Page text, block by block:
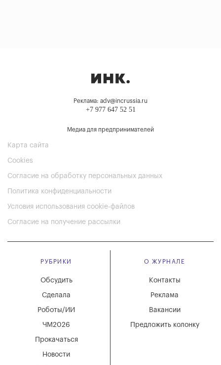
Реклама: adv@incrussia.ru
+7 977 647 52 51
Медиа для предпринимателей
Карта сайта
Cookies
Согласие на обработку персональных данных
Политика конфиденциальности
Условия использования cookie-файлов
Согласие на получение рассылки
РУБРИКИ
Новости
Обсудить
Сделала
Роботы/ИИ
ЧМ2026
Прокачаться
О ЖУРНАЛЕ
Вакансии
Реклама
Контакты
Предложить колонку